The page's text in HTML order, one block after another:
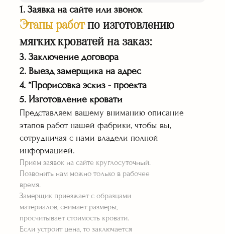
Транспортировка
мебели собст.
транспортом
Работаем официально
по договору
Гарантия на все
изделия 36 месяцев
Оплата работы
по факту
1. Заявка на сайте или звонок
Этапы работпо изготовлению
мягких кроватей на заказ:
3. Заключение договора
2. Выезд замерщика на адрес
4. *Прорисовка эскиз - проекта
5. Изготовление кровати
Представляем вашему вниманию описание
этапов работ нашей фабрики, чтобы вы,
сотрудничая с нами владели полной
информацией.
Приём заявок на сайте круглосуточный.
Позвонить нам можно только в рабочее
время.
Замерщик приезжает с образцами
материалов, снимает размеры,
просчитывает стоимость кровати.
Если устроит цена, то заключается